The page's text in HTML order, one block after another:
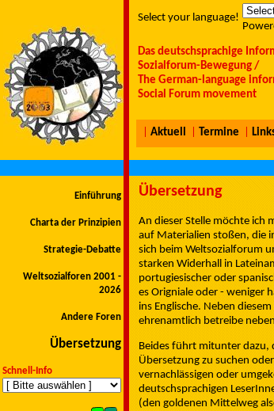
Select your language!
Das deutschsprachige
Sozialforum-Bewegung /
The German-language
Social Forum movement
Aktuell Termine
Einführung
Charta der Prinzipien
Strategie-Debatte
Weltsozialforen 2001 -
2026
Andere Foren
Übersetzung
Schnell-Info
Übersetzung
An dieser Stelle möchte ich
auf Materialien stoßen, die
sich beim Weltsozialforum
starken Widerhall in
portugiesischer oder
es Origniale oder - weniger
ins Englische. Neben
ehrenamtlich betreibe
Beides führt mitunter dazu,
Übersetzung zu suchen
vernachlässigen oder
deutschsprachigen
(den goldenen Mittelweg